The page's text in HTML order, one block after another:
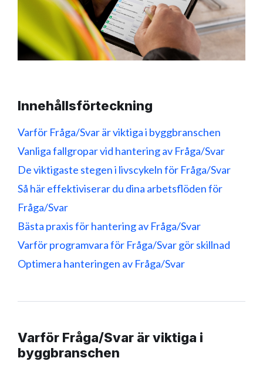
Innehållsförteckning
Varför Fråga/Svar är viktiga i byggbranschen
Vanliga fallgropar vid hantering av Fråga/Svar
De viktigaste stegen i livscykeln för Fråga/Svar
Så här effektiviserar du dina arbetsflöden för
Fråga/Svar
Bästa praxis för hantering av Fråga/Svar
Varför programvara för Fråga/Svar gör skillnad
Optimera hanteringen av Fråga/Svar
Varför Fråga/Svar är viktiga i
byggbranschen